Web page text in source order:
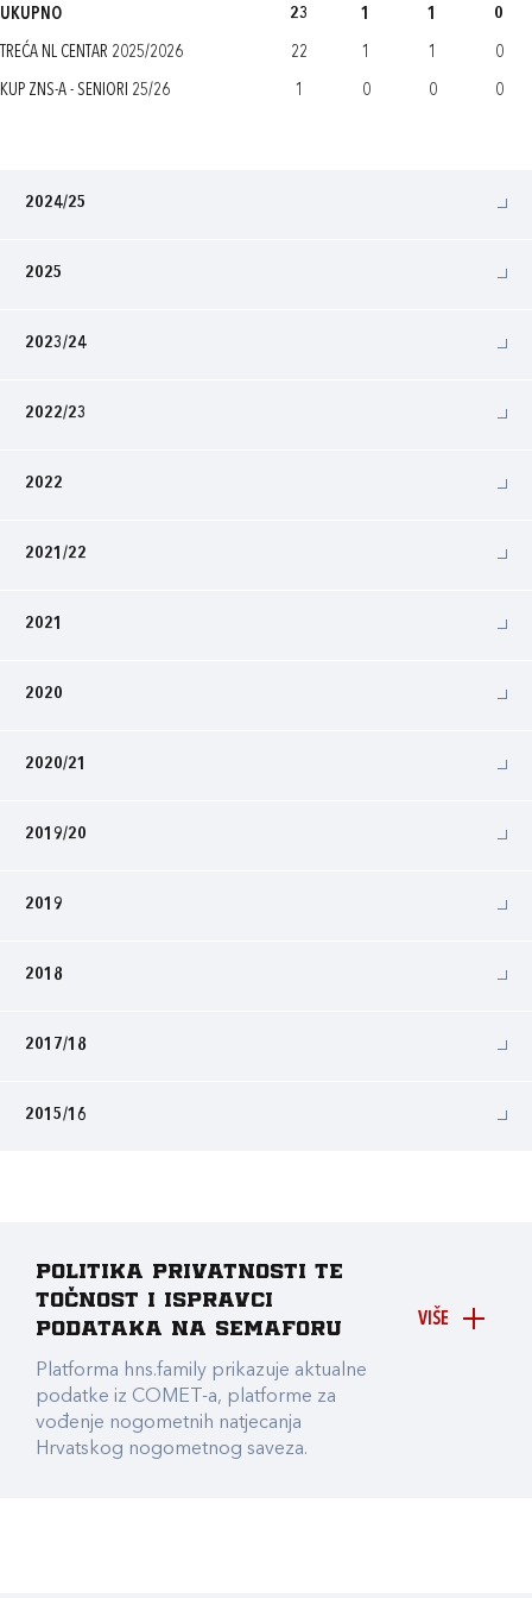
UKUPNO 23 1 1 0
TREĆA NL CENTAR 2025/2026 22 1 1 0
KUP ZNS-A - SENIORI 25/26 1 0 0 0
2024/25
2025
2023/24
2022/23
2022
2021/22
2021
2020
2020/21
2019/20
2019
2018
2017/18
2015/16
VIŠE
Politika privatnosti te
točnost i ispravci
podataka na Semaforu
Platforma hns.family prikazuje aktualne
podatke iz COMET-a, platforme za
vođenje nogometnih natjecanja
Hrvatskog nogometnog saveza.